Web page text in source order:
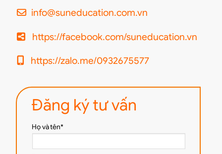
info@suneducation.com.vn
https://facebook.com/suneducation.vn
https://zalo.me/0932675577
Đăng ký tư vấn
Họ và tên*